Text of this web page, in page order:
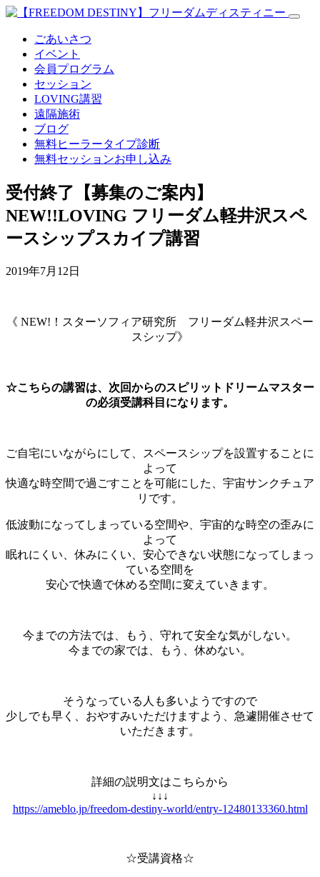
ごあいさつ
イベント
会員プログラム
セッション
LOVING講習
遠隔施術
ブログ
無料ヒーラータイプ診断
無料セッションお申し込み
受付終了【募集のご案内】
NEW!!LOVING フリーダム軽井沢スペ
ースシップスカイプ講習
2019年7月12日
《 NEW!！スターソフィア研究所 フリーダム軽井沢スペー
スシップ》
☆こちらの講習は、次回からのスピリットドリームマスター
の必須受講科目になります。
ご自宅にいながらにして、スペースシップを設置することに
よって
快適な時空間で過ごすことを可能にした、宇宙サンクチュア
リです。
低波動になってしまっている空間や、宇宙的な時空の歪みに
よって
眠れにくい、休みにくい、安心できない状態になってしまっ
ている空間を
安心で快適で休める空間に変えていきます。
今までの方法では、もう、守れて安全な気がしない。
今までの家では、もう、休めない。
そうなっている人も多いようですので
少しでも早く、おやすみいただけますよう、急遽開催させて
いただきます。
詳細の説明文はこちらから
↓↓↓
https://ameblo.jp/freedom-destiny-world/entry-12480133360.html
☆受講資格☆